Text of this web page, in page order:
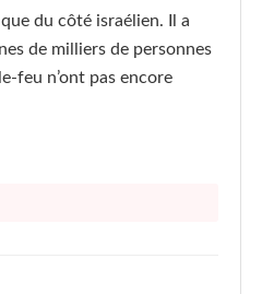
du côté israélien. Il a
de milliers de personnes
feu n’ont pas encore